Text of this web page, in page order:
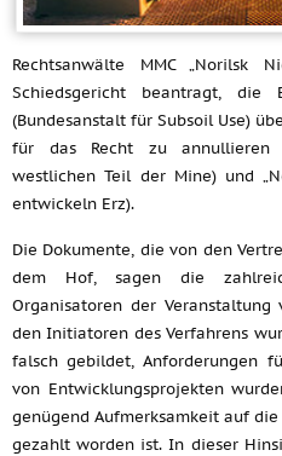
Rechtsanwälte MMC „Norilsk
Schiedsgericht beantragt, die
(Bundesanstalt für Subsoil Use)
für das Recht zu annullieren
westlichen Teil der Mine) und
entwickeln Erz).
Die Dokumente, die von den
dem Hof, sagen die
Organisatoren der
den Initiatoren des Verfahrens
falsch gebildet, Anforderungen
von Entwicklungsprojekten
genügend Aufmerksamkeit auf
gezahlt worden ist. In dieser